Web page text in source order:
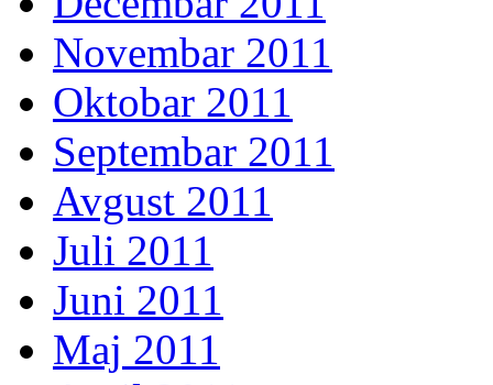
Novembar 2011
Oktobar 2011
Septembar 2011
Avgust 2011
Juli 2011
Juni 2011
Maj 2011